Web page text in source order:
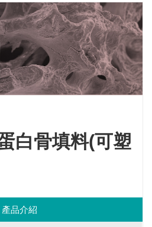
白骨填料(可塑
產品介紹